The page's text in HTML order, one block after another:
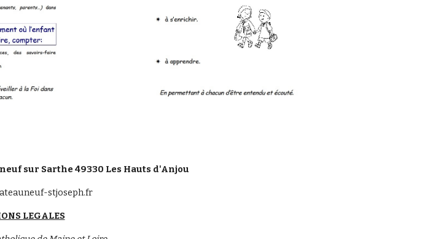
sur Sarthe 49330 Les Hauts d'Anjou
stjoseph.fr
LEGALES